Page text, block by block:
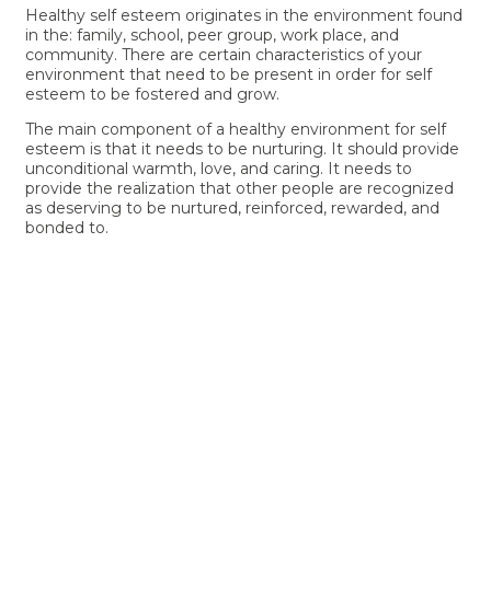
Healthy self esteem originates in the environment found
in the: family, school, peer group, work place, and
community. There are certain characteristics of your
environment that need to be present in order for self
esteem to be fostered and grow.
The main component of a healthy environment for self
esteem is that it needs to be nurturing. It should provide
unconditional warmth, love, and caring. It needs to
provide the realization that other people are recognized
as deserving to be nurtured, reinforced, rewarded, and
bonded to.